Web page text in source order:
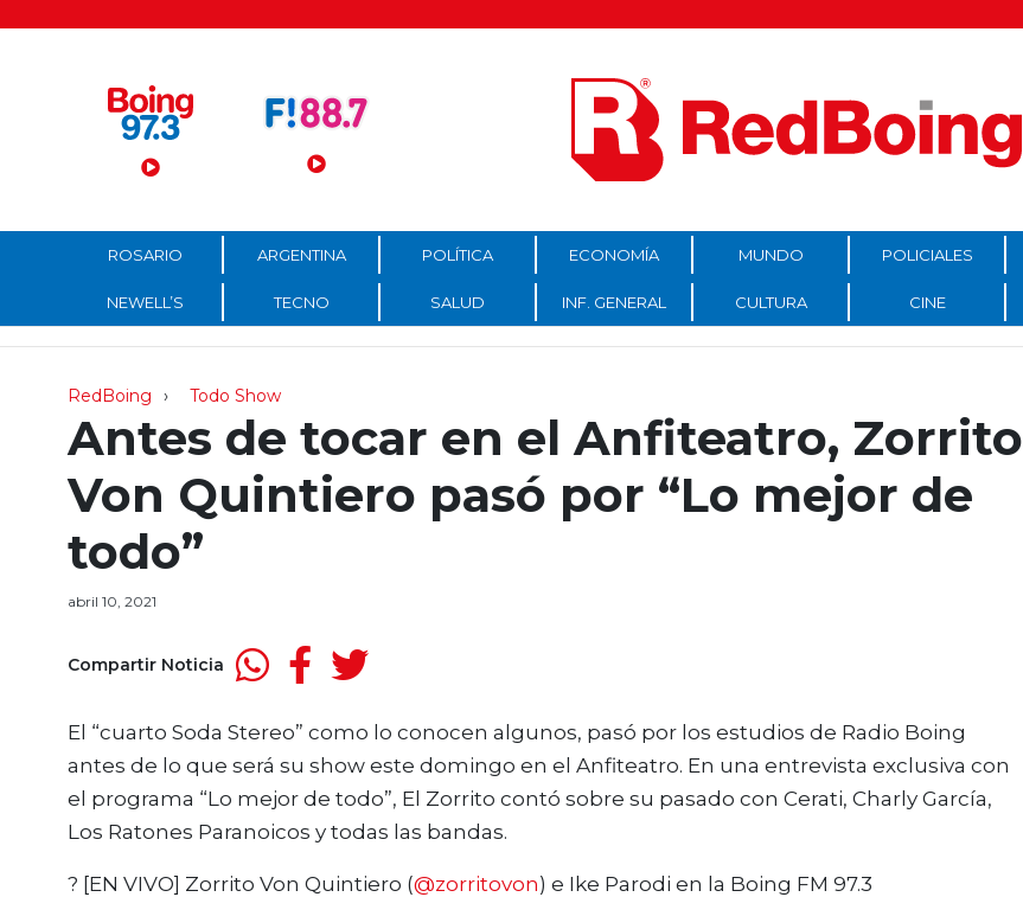
Menú Principal
ROSARIO ARGENTINA POLÍTICA ECONOMÍA MUNDO POLICIALES
NEWELL’S TECNO SALUD INF. GENERAL CULTURA CINE
RedBoing Todo Show
Antes de tocar en el Anfiteatro, Zorrito
Von Quintiero pasó por “Lo mejor de
todo”
abril 10, 2021
Compartir Noticia
El “cuarto Soda Stereo” como lo conocen algunos, pasó por los estudios de Radio Boing
antes de lo que será su show este domingo en el Anfiteatro. En una entrevista exclusiva con
el programa “Lo mejor de todo”, El Zorrito contó sobre su pasado con Cerati, Charly García,
Los Ratones Paranoicos y todas las bandas.
? [EN VIVO] Zorrito Von Quintiero (@zorritovon) e Ike Parodi en la Boing FM 97.3